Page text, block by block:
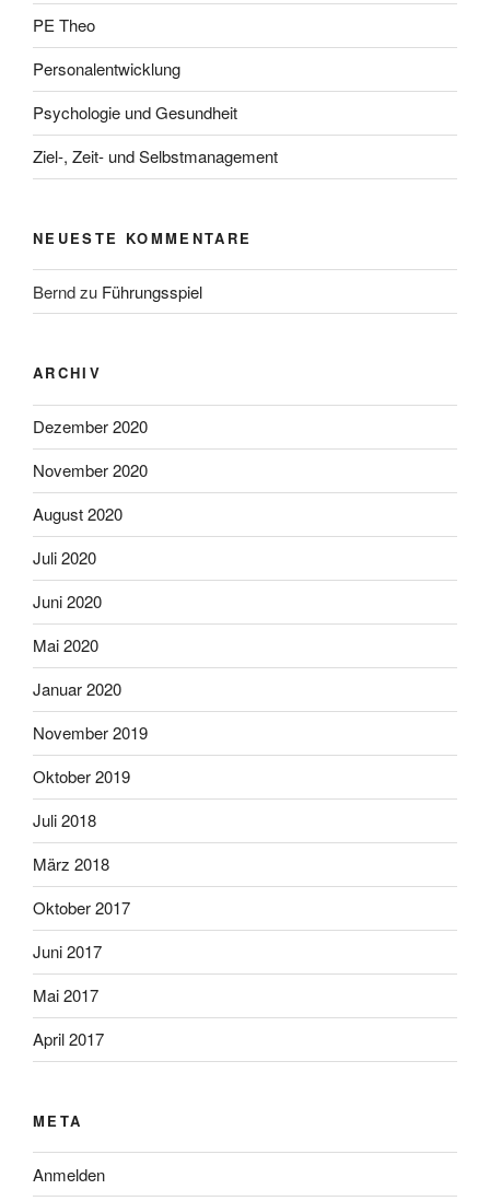
PE Theo
Personalentwicklung
Psychologie und Gesundheit
Ziel-, Zeit- und Selbstmanagement
NEUESTE KOMMENTARE
Berndzu Führungsspiel
ARCHIV
Dezember 2020
November 2020
August 2020
Juli 2020
Juni 2020
Mai 2020
Januar 2020
November 2019
Oktober 2019
Juli 2018
März 2018
Oktober 2017
Juni 2017
Mai 2017
April 2017
META
Anmelden